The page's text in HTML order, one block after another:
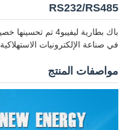
RS232/RS485
في صناعة الإلكترونيات الاستهلاكية.
مواصفات المنتج